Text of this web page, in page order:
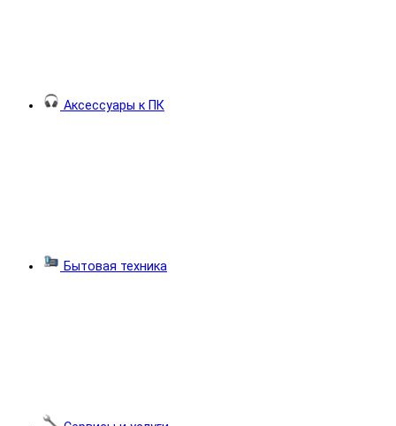
Аксессуары к ПК
Бытовая техника